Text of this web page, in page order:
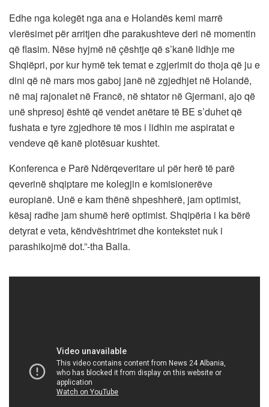
Edhe nga kolegët nga ana e Holandës kemi marrë
vlerësimet për arritjen dhe parakushteve deri në momentin
që flasim. Nëse hyjmë në çështje që s’kanë lidhje me
Shqiëpri, por kur hymë tek temat e zgjerimit do thoja që ju e
dini që në mars mos gaboj janë në zgjedhjet në Holandë,
në maj rajonalet në Francë, në shtator në Gjermani, ajo që
unë shpresoj është që vendet anëtare të BE s’duhet që
fushata e tyre zgjedhore të mos i lidhin me aspiratat e
vendeve që kanë plotësuar kushtet.
Konferenca e Parë Ndërqeveritare ul për herë të parë
qeverinë shqiptare me kolegjin e komisionerëve
europianë. Unë e kam thënë shpeshherë, jam optimist,
kësaj radhe jam shumë herë optimist. Shqipëria i ka bërë
detyrat e veta, këndvështrimet dhe kontekstet nuk i
parashikojmë dot.”-tha Balla.